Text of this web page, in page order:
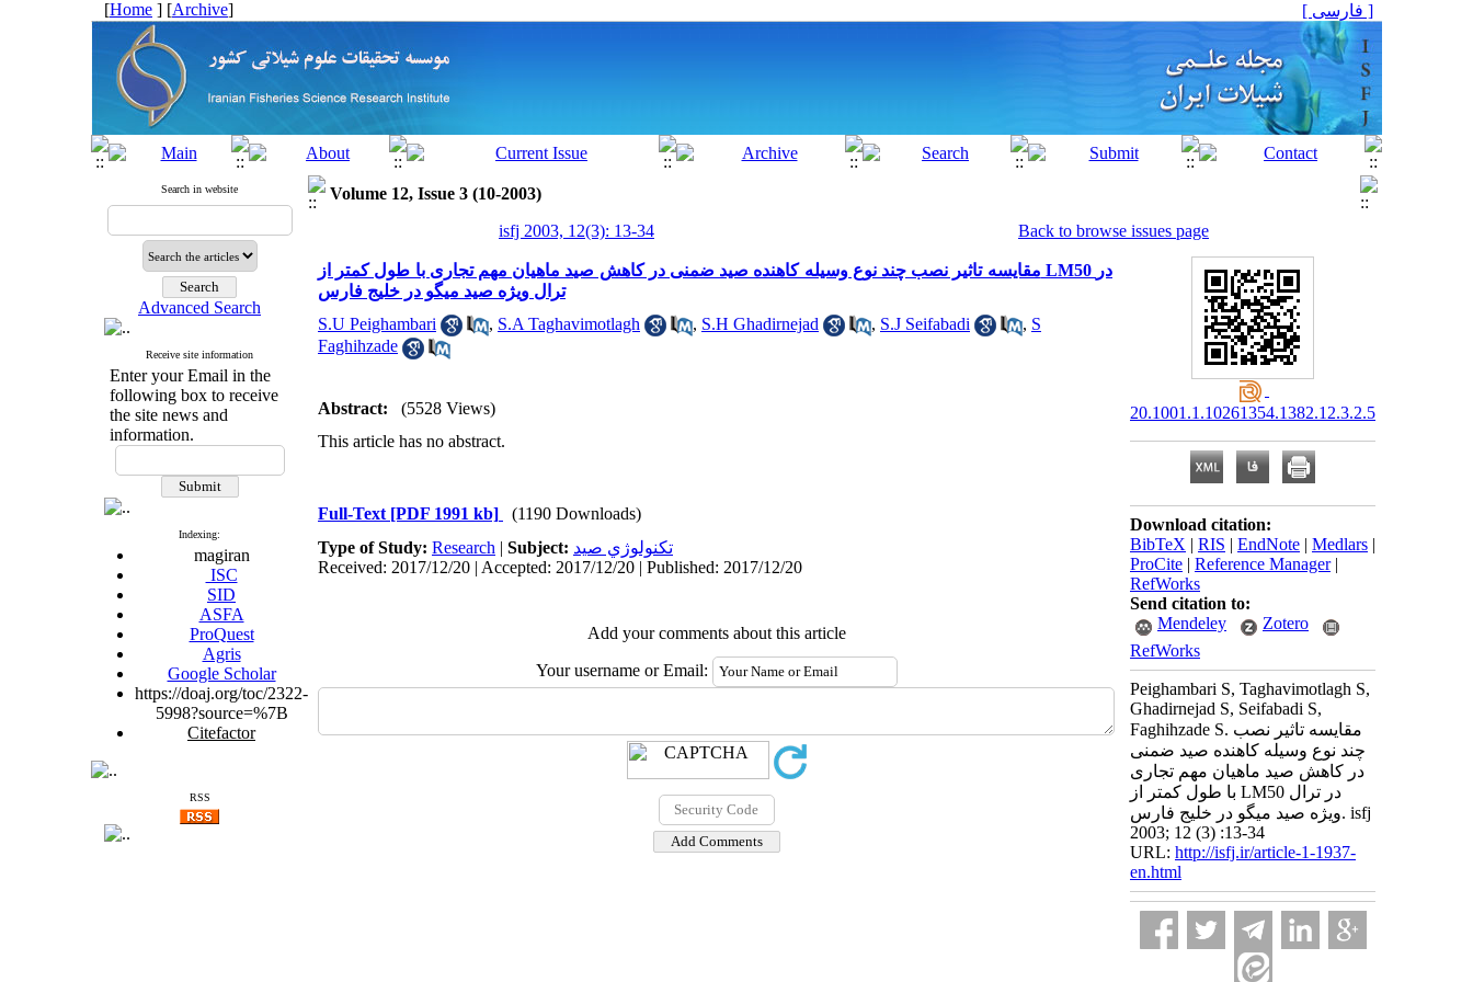
[Home ] [Archive] [ فارسی ]
Search in website
Advanced Search
Receive site information
Enter your Email in the
following box to receive
the site news and
information.
Indexing:
magiran
ISC
SID
ASFA
ProQuest
Agris
Google Scholar
https://doaj.org/toc/2322-
5998?source=%7B
Citefactor
RSS
Volume 12, Issue 3 (10-2003)
isfj 2003, 12(3): 13-34
Back to browse issues page
مقایسه تاثیر نصب چند نوع وسیله کاهنده صید ضمنی در کاهش صید ماهیان مهم تجاری با طول کمتر از LM50 در
ترال ویژه صید میگو در خلیج فارس
S.U Peighambari
, S.A Taghavimotlagh , S.H Ghadirnejad , S.J Seifabadi , S
Faghihzade
Abstract:
(5528 Views)
This article has no abstract.
Full-Text [PDF 1991 kb]
(1190 Downloads)
Type of Study: Research | Subject: تكنولوژي صيد
Received: 2017/12/20 | Accepted: 2017/12/20 | Published: 2017/12/20
Add your comments about this article
Your username or Email:
20.1001.1.10261354.1382.12.3.2.5
Download citation:
BibTeX | RIS | EndNote | Medlars |
ProCite | Reference Manager|
RefWorks
Send citation to:
Mendeley
Zotero
RefWorks
Peighambari S, Taghavimotlagh S,
Ghadirnejad S, Seifabadi S,
Faghihzade S. مقایسه تاثیر نصب
چند نوع وسیله کاهنده صید ضمنی
در کاهش صید ماهیان مهم تجاری
با طول کمتر از LM50 در ترال
ویژه صید میگو در خلیج فارس. isfj
2003; 12 (3) :13-34
URL: http://isfj.ir/article-1-1937-
en.html